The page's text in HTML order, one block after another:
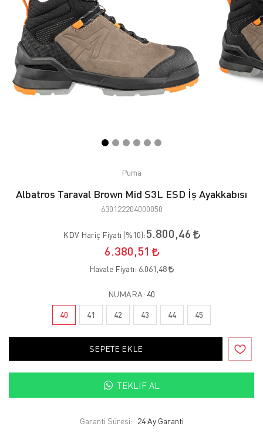
Puma
Albatros Taraval Brown Mid S3L ESD İş Ayakkabısı
630122204000050
KDV Hariç Fiyatı (%10):5.800,46
6.380,51
Havale Fiyatı: 6.061,48
NUMARA: 40
40 41 42 43 44 45
SEPETE EKLE
TEKLIF AL
Garanti Süresi: 24 Ay Garanti